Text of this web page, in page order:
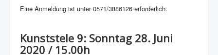
Eine Anmeldung ist unter 0571/3886126 erforderlich.
Kunststele 9: Sonntag 28. Juni
2020 / 15.00h